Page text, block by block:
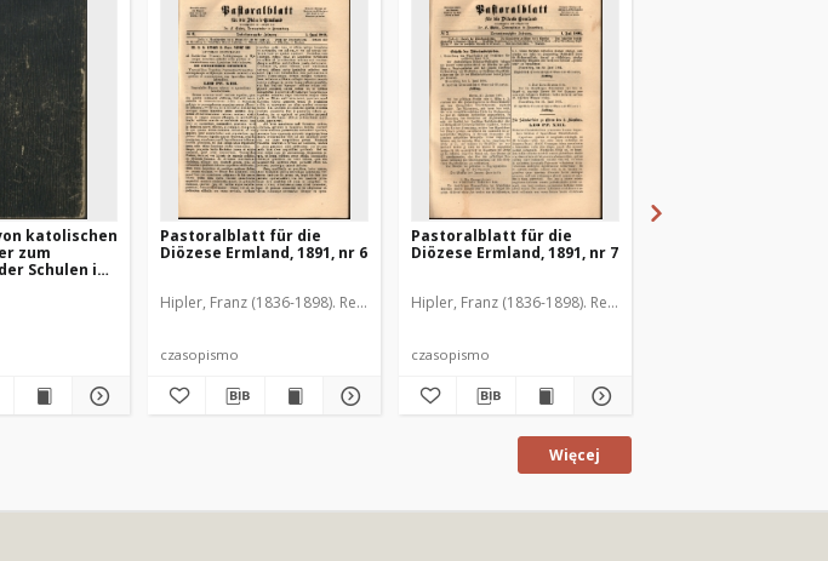
katolischen
zum
Schulen in
Pastoralblatt für die
Diözese Ermland, 1891, nr 6
Hipler, Franz (1836-1898). Red.
czasopismo
Pastoralblatt für die
Diözese Ermland, 1891, nr 7
Hipler, Franz (1836-1898). Red.
czasopismo
Więcej